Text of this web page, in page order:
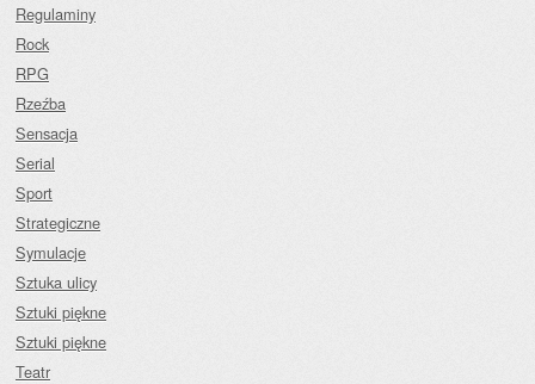
Regulaminy
Rock
RPG
Rzeźba
Sensacja
Serial
Sport
Strategiczne
Symulacje
Sztuka ulicy
Sztuki piękne
Sztuki piękne
Teatr